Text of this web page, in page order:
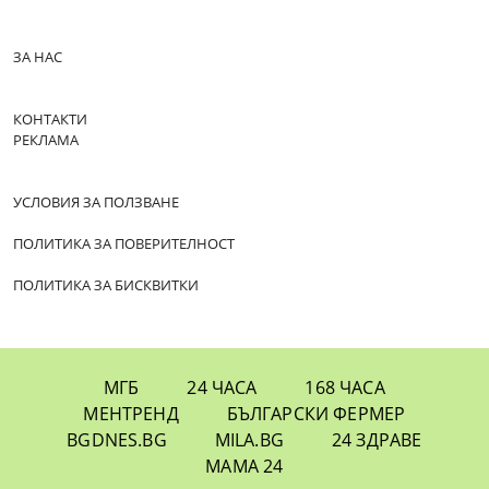
ЗА НАС
КОНТАКТИ
РЕКЛАМА
УСЛОВИЯ ЗА ПОЛЗВАНЕ
ПОЛИТИКА ЗА ПОВЕРИТЕЛНОСТ
ПОЛИТИКА ЗА БИСКВИТКИ
МГБ 24 ЧАСА
168 ЧАСА
МЕНТРЕНД
БЪЛГАРСКИ ФЕРМЕР
BGDNES.BG
MILA.BG
24 ЗДРАВЕ
МАМА 24